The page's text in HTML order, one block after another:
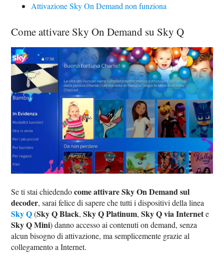
Attivazione Sky On Demand non funziona
Come attivare Sky On Demand su Sky Q
Se ti stai chiedendocome attivare Sky On Demand sul
decoder, sarai felice di sapere che tutti i dispositivi della linea
Sky Q(Sky Q Black,Sky Q Platinum,Sky Q via Internete
Sky Q Mini) danno accesso ai contenuti on demand, senza
alcun bisogno di attivazione, ma semplicemente grazie al
collegamento a Internet.